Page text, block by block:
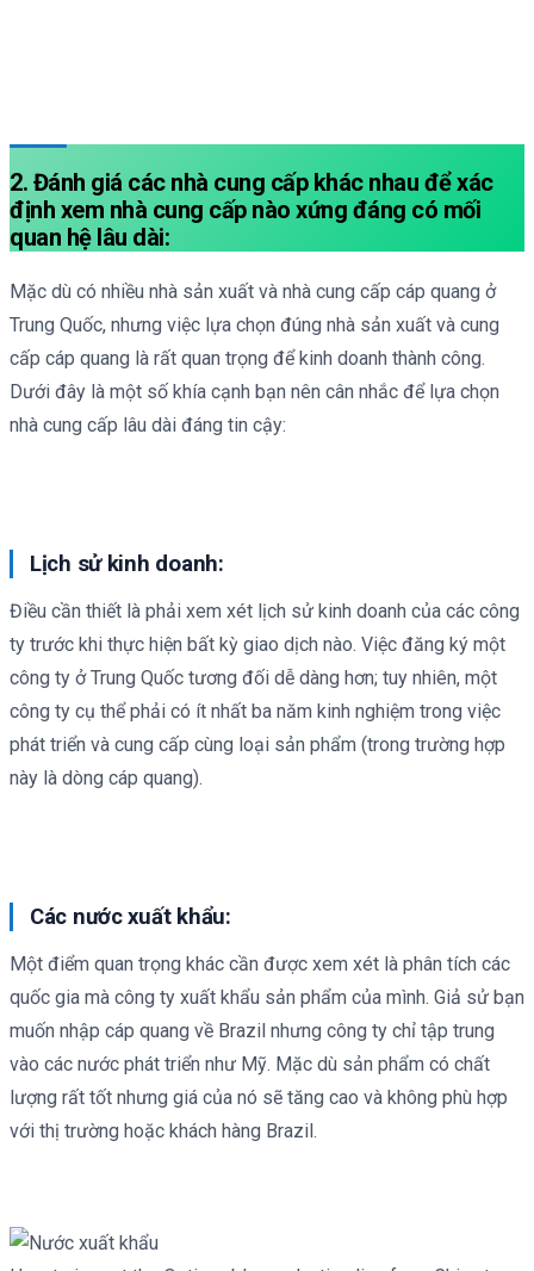
2. Đánh giá các nhà cung cấp khác nhau để xác
định xem nhà cung cấp nào xứng đáng có mối
quan hệ lâu dài:
Mặc dù có nhiều nhà sản xuất và nhà cung cấp cáp quang ở
Trung Quốc, nhưng việc lựa chọn đúng nhà sản xuất và cung
cấp cáp quang là rất quan trọng để kinh doanh thành công.
Dưới đây là một số khía cạnh bạn nên cân nhắc để lựa chọn
nhà cung cấp lâu dài đáng tin cậy:
Lịch sử kinh doanh:
Điều cần thiết là phải xem xét lịch sử kinh doanh của các công
ty trước khi thực hiện bất kỳ giao dịch nào. Việc đăng ký một
công ty ở Trung Quốc tương đối dễ dàng hơn; tuy nhiên, một
công ty cụ thể phải có ít nhất ba năm kinh nghiệm trong việc
phát triển và cung cấp cùng loại sản phẩm (trong trường hợp
này là dòng cáp quang).
Các nước xuất khẩu:
Một điểm quan trọng khác cần được xem xét là phân tích các
quốc gia mà công ty xuất khẩu sản phẩm của mình. Giả sử bạn
muốn nhập cáp quang về Brazil nhưng công ty chỉ tập trung
vào các nước phát triển như Mỹ. Mặc dù sản phẩm có chất
lượng rất tốt nhưng giá của nó sẽ tăng cao và không phù hợp
với thị trường hoặc khách hàng Brazil.